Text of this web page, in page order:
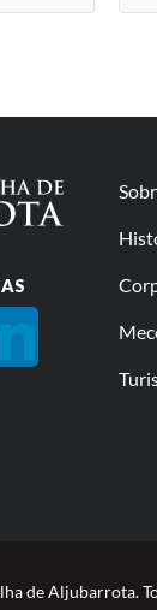
de Aljubarrota.